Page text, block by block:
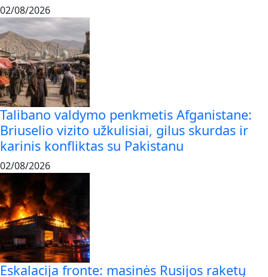
02/08/2026
Talibano valdymo penkmetis Afganistane:
Briuselio vizito užkulisiai, gilus skurdas ir
karinis konfliktas su Pakistanu
02/08/2026
Eskalacija fronte: masinės Rusijos raketų